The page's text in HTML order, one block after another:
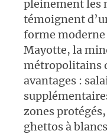
pleinement les
témoignent
forme moderne
Mayotte, la
métropolitains
avantages :
zones
ghettos à